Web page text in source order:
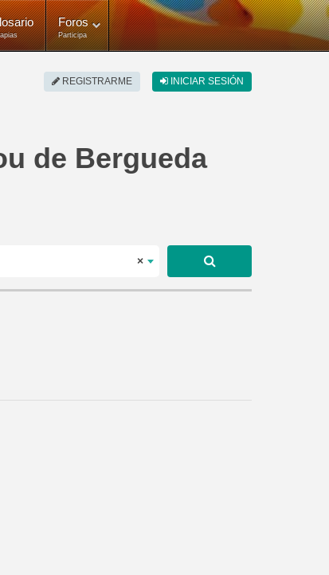
Foros
Participa
REGISTRARME INICIAR SESIÓN
de Bergueda
×